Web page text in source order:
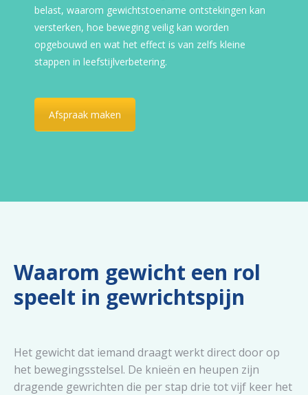
belast, waarom gewichtstoename ontstekingen kan
versterken, hoe beweging veilig kan worden
opgebouwd en wat het effect is van zelfs kleine
stappen in leefstijlverbetering.
Afspraak maken
Waarom gewicht een rol
speelt in gewrichtspijn
Het gewicht dat iemand draagt werkt direct door op
het bewegingsstelsel. De knieën en heupen zijn
dragende gewrichten die per stap drie tot vijf keer het